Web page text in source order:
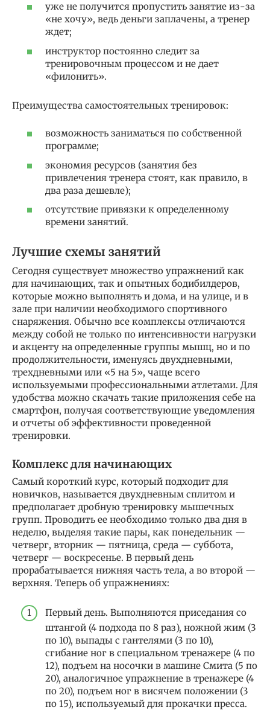
уже не получится пропустить занятие из-за
«не хочу», ведь деньги заплачены, а тренер
ждет;
инструктор постоянно следит за
тренировочным процессом и не дает
«филонить».
Преимущества самостоятельных тренировок:
возможность заниматься по собственной
программе;
экономия ресурсов (занятия без
привлечения тренера стоят, как правило, в
два раза дешевле);
отсутствие привязки к определенному
времени занятий.
Лучшие схемы занятий
Сегодня существует множество упражнений как
для начинающих, так и опытных бодибилдеров,
которые можно выполнять и дома, и на улице, и в
зале при наличии необходимого спортивного
снаряжения. Обычно все комплексы отличаются
между собой не только по интенсивности нагрузки
и акценту на определенные группы мышц, но и по
продолжительности, именуясь двухдневными,
трехдневными или «5 на 5», чаще всего
используемыми профессиональными атлетами. Для
удобства можно скачать такие приложения себе на
смартфон, получая соответствующие уведомления
и отчеты об эффективности проведенной
тренировки.
Комплекс для начинающих
Самый короткий курс, который подходит для
новичков, называется двухдневным сплитом и
предполагает дробную тренировку мышечных
групп. Проводить ее необходимо только два дня в
неделю, выделяя такие пары, как понедельник —
четверг, вторник — пятница, среда — суббота,
четверг — воскресенье. В первый день
прорабатывается нижняя часть тела, а во второй —
верхняя. Теперь об упражнениях:
Первый день. Выполняются приседания со
штангой (4 подхода по 8 раз), ножной жим (3
по 10), выпады с гантелями (3 по 10),
сгибание ног в специальном тренажере (4 по
12), подъем на носочки в машине Смита (5 по
20), аналогичное упражнение в тренажере (4
по 20), подъем ног в висячем положении (3
по 15), используемый для прокачки пресса.